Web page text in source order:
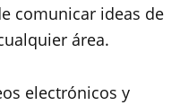
comunicar ideas de
área.
electrónicos y